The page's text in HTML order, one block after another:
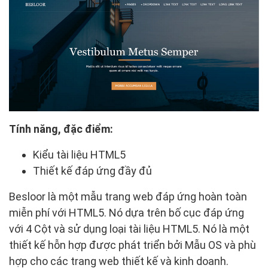
Tính năng, đặc điểm:
Kiểu tài liệu HTML5
Thiết kế đáp ứng đầy đủ
Besloor là một mẫu trang web đáp ứng hoàn toàn
miễn phí với HTML5. Nó dựa trên bố cục đáp ứng
với 4 Cột và sử dụng loại tài liệu HTML5. Nó là một
thiết kế hỗn hợp được phát triển bởi Mẫu OS và phù
hợp cho các trang web thiết kế và kinh doanh.